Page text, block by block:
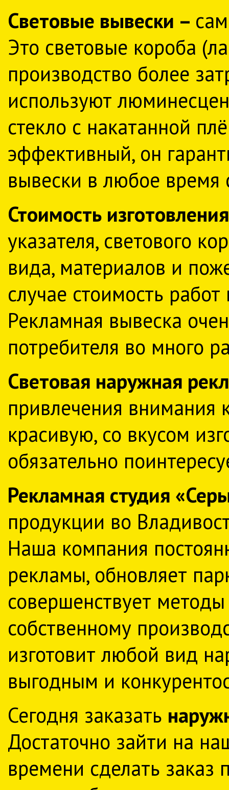
Световые вывески –
Это световые короба
производство более
используют
стекло с накатанной
эффективный, он
вывески в любое время
Стоимость
указателя, светового
вида, материалов и
случае стоимость
Рекламная вывеска
потребителя во много
Световая наружная
привлечения внимания
красивую, со вкусом
обязательно
Рекламная студия
продукции во
Наша компания
рекламы, обновляет
совершенствует
собственному
изготовит любой вид
выгодным и
Сегодня заказать
Достаточно зайти на
времени сделать заказ